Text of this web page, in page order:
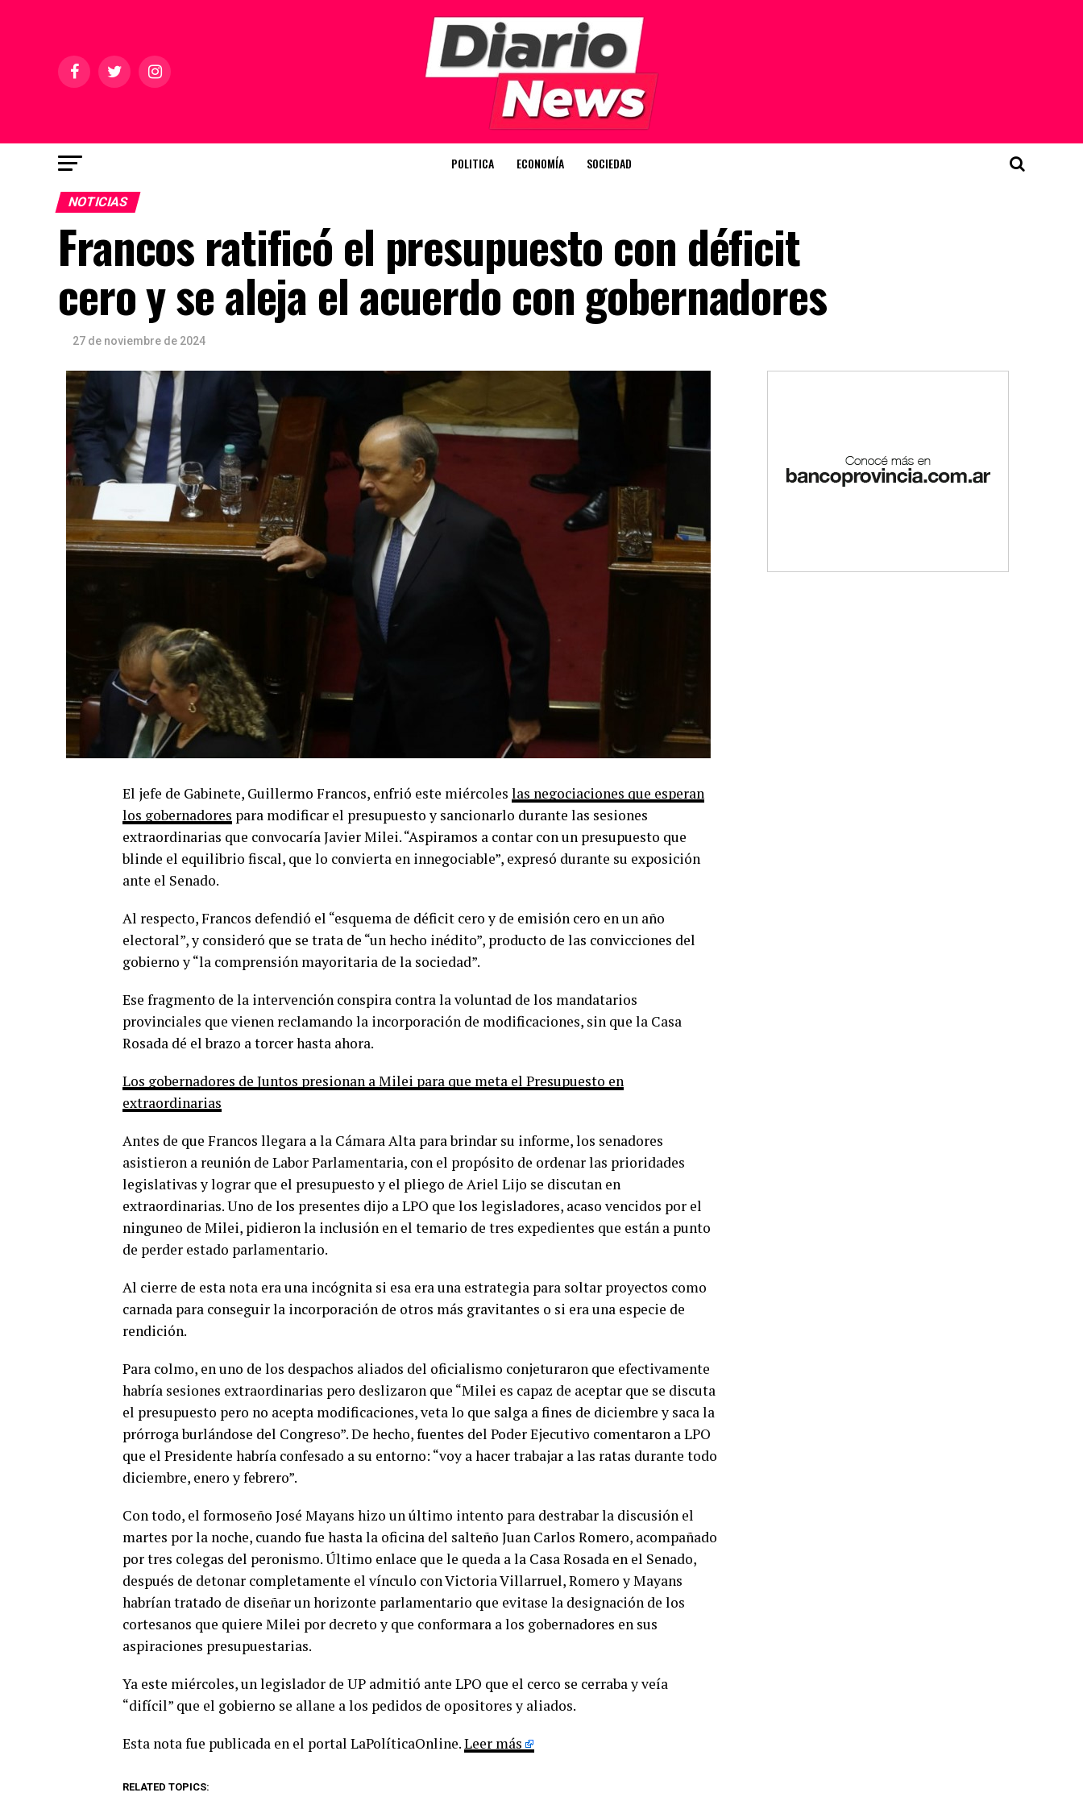
POLITICA ECONOMÍA SOCIEDAD
NOTICIAS
Francos ratificó el presupuesto con déficit
cero y se aleja el acuerdo con gobernadores
27 de noviembre de 2024
El jefe de Gabinete, Guillermo Francos, enfrió este miércoles las negociaciones que esperan
los gobernadores para modificar el presupuesto y sancionarlo durante las sesiones
extraordinarias que convocaría Javier Milei. “Aspiramos a contar con un presupuesto que
blinde el equilibrio fiscal, que lo convierta en innegociable”, expresó durante su exposición
ante el Senado.
Al respecto, Francos defendió el “esquema de déficit cero y de emisión cero en un año
electoral”, y consideró que se trata de “un hecho inédito”, producto de las convicciones del
gobierno y “la comprensión mayoritaria de la sociedad”.
Ese fragmento de la intervención conspira contra la voluntad de los mandatarios
provinciales que vienen reclamando la incorporación de modificaciones, sin que la Casa
Rosada dé el brazo a torcer hasta ahora.
Los gobernadores de Juntos presionan a Milei para que meta el Presupuesto en
extraordinarias
Antes de que Francos llegara a la Cámara Alta para brindar su informe, los senadores
asistieron a reunión de Labor Parlamentaria, con el propósito de ordenar las prioridades
legislativas y lograr que el presupuesto y el pliego de Ariel Lijo se discutan en
extraordinarias. Uno de los presentes dijo a LPO que los legisladores, acaso vencidos por el
ninguneo de Milei, pidieron la inclusión en el temario de tres expedientes que están a punto
de perder estado parlamentario.
Al cierre de esta nota era una incógnita si esa era una estrategia para soltar proyectos como
carnada para conseguir la incorporación de otros más gravitantes o si era una especie de
rendición.
Para colmo, en uno de los despachos aliados del oficialismo conjeturaron que efectivamente
habría sesiones extraordinarias pero deslizaron que “Milei es capaz de aceptar que se discuta
el presupuesto pero no acepta modificaciones, veta lo que salga a fines de diciembre y saca la
prórroga burlándose del Congreso”. De hecho, fuentes del Poder Ejecutivo comentaron a LPO
que el Presidente habría confesado a su entorno: “voy a hacer trabajar a las ratas durante todo
diciembre, enero y febrero”.
Con todo, el formoseño José Mayans hizo un último intento para destrabar la discusión el
martes por la noche, cuando fue hasta la oficina del salteño Juan Carlos Romero, acompañado
por tres colegas del peronismo. Último enlace que le queda a la Casa Rosada en el Senado,
después de detonar completamente el vínculo con Victoria Villarruel, Romero y Mayans
habrían tratado de diseñar un horizonte parlamentario que evitase la designación de los
cortesanos que quiere Milei por decreto y que conformara a los gobernadores en sus
aspiraciones presupuestarias.
Ya este miércoles, un legislador de UP admitió ante LPO que el cerco se cerraba y veía
“difícil” que el gobierno se allane a los pedidos de opositores y aliados.
Esta nota fue publicada en el portal LaPolíticaOnline.Leer más
RELATED TOPICS: